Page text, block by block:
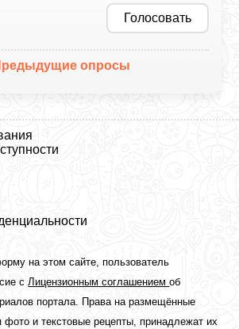
Голосовать
опросы
на этом сайте, пользователь
сЛицензионным соглашениемоб
портала. Права на размещённые
и текстовые рецепты, принадлежат их